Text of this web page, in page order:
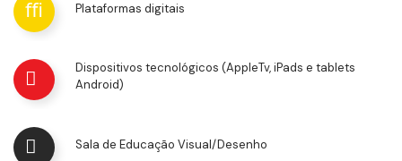
Plataformas digitais
Dispositivos tecnológicos (AppleTv, iPads e tablets
Android)
Sala de Educação Visual/Desenho